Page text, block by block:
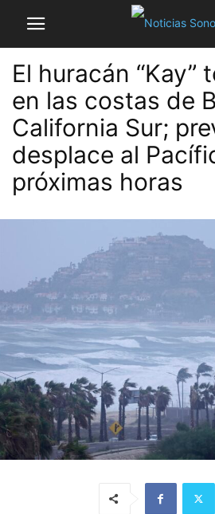
El huracán “Kay”
en las costas de
California Sur;
desplace al
próximas horas